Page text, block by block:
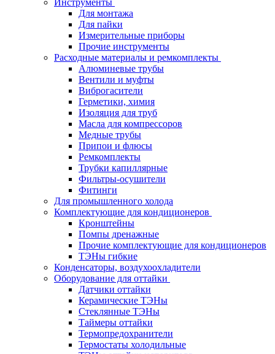
Для монтажа
Для пайки
Измерительные приборы
Прочие инструменты
Расходные материалы и ремкомплекты
Алюминевые трубы
Вентили и муфты
Виброгасители
Герметики, химия
Изоляция для труб
Масла для компрессоров
Медные трубы
Припои и флюсы
Ремкомплекты
Трубки капиллярные
Фильтры-осушители
Фитинги
Для промышленного холода
Комплектующие для кондиционеров
Кронштейны
Помпы дренажные
Прочие комплектующие для кондиционеров
ТЭНы гибкие
Конденсаторы, воздухоохладители
Оборудование для оттайки
Датчики оттайки
Керамические ТЭНы
Стеклянные ТЭНы
Таймеры оттайки
Термопредохранители
Термостаты холодильные